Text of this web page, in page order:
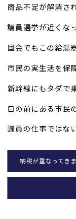
商品不足が解消さ
議員選挙が近くな
国会でもこの給湯
市民の実生活を保
新幹線にもタダで
目の前にある市民
議員の仕事ではな
納税が重なってき